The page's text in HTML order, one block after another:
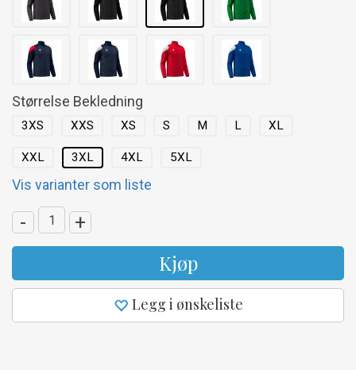
Størrelse Bekledning
3XS XXS XS S M L XL
XXL 3XL 4XL 5XL
Vis varianter som liste
- +
Kjøp
Legg i ønskeliste